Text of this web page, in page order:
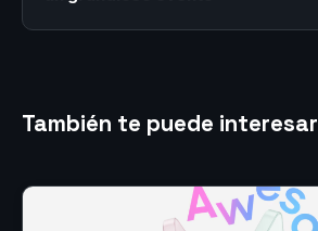
También te puede interesar